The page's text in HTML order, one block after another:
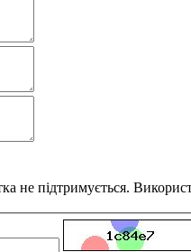
не підтримується.